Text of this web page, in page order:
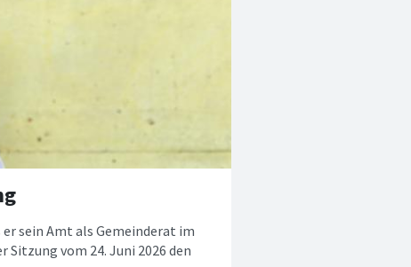
sein Amt als Gemeinderat im
Sitzung vom 24. Juni 2026 den